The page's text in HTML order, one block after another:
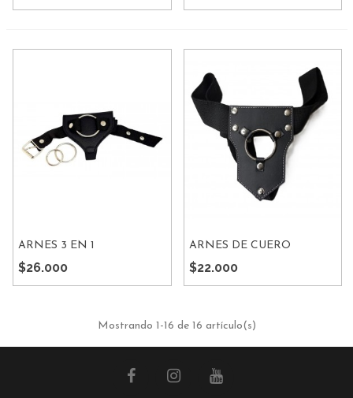
ARNES 3 EN 1
$26.000
ARNES DE CUERO
GRANDE
$22.000
Mostrando 1 -16 de 16 artículo(s)